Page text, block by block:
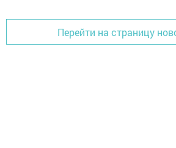
Перейти на страницу